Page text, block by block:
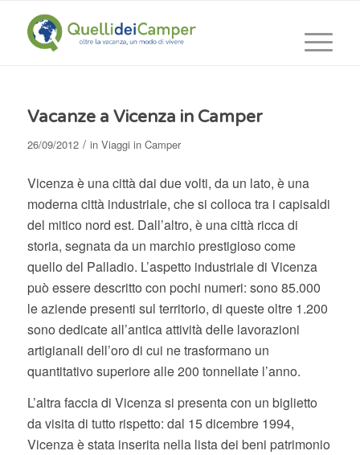
Vacanze a Vicenza in Camper
26/09/2012 / in Viaggi in Camper
Vicenza è una città dai due volti, da un lato, è una
moderna città industriale, che si colloca tra i capisaldi
del mitico nord est. Dall’altro, è una città ricca di
storia, segnata da un marchio prestigioso come
quello del Palladio. L’aspetto industriale di Vicenza
può essere descritto con pochi numeri: sono 85.000
le aziende presenti sul territorio, di queste oltre 1.200
sono dedicate all’antica attività delle lavorazioni
artigianali dell’oro di cui ne trasformano un
quantitativo superiore alle 200 tonnellate l’anno.
L’altra faccia di Vicenza si presenta con un biglietto
da visita di tutto rispetto: dal 15 dicembre 1994,
Vicenza è stata inserita nella lista dei beni patrimonio